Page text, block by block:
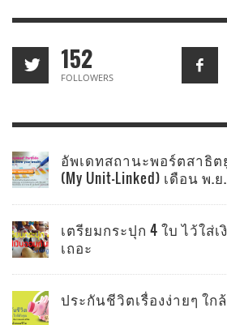
152
FOLLOWERS
อัพเดทสถานะพอร์ตสาธิ
(My Unit-Linked) เดือน พ.ย
เตรียมกระปุก 4 ใบ ไว้ใส่
เถอะ
ประกันชีวิตเรื่องง่ายๆ ใ